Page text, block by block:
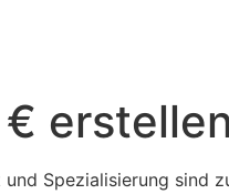
Spezialisierung